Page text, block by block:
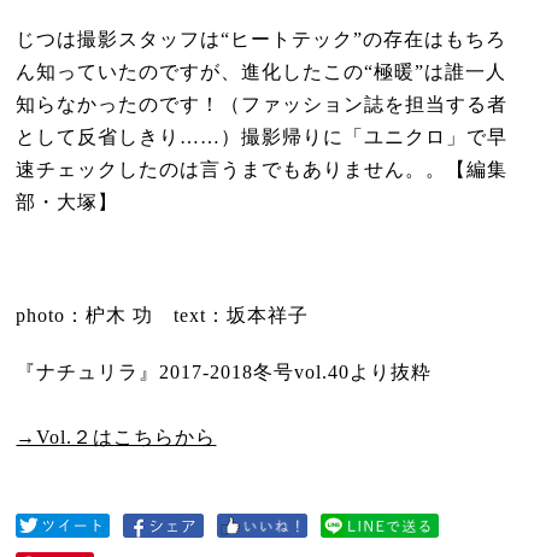
じつは撮影スタッフは“ヒートテック”の存在はもちろ
ん知っていたのですが、進化したこの“極暖”は誰一人
知らなかったのです！（ファッション誌を担当する者
として反省しきり……）撮影帰りに「ユニクロ」で早
速チェックしたのは言うまでもありません。。【編集
部・大塚】
photo ：枦木 功text ：坂本祥子
『ナチュリラ』2017-2018冬号vol.40より抜粋
→Vol.２はこちらから